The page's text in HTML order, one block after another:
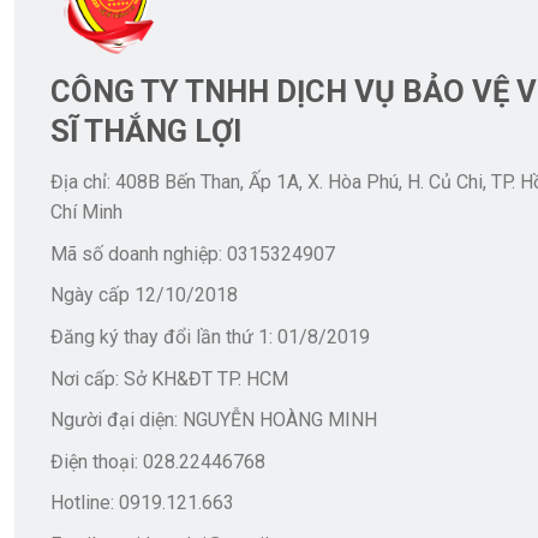
CÔNG TY TNHH DỊCH VỤ BẢO VỆ
SĨ THẮNG LỢI
Địa chỉ: 408B Bến Than, Ấp 1A, X. Hòa Phú, H. Củ Chi, TP.
Chí Minh
Mã số doanh nghiệp: 0315324907
Ngày cấp 12/10/2018
Đăng ký thay đổi lần thứ 1: 01/8/2019
Nơi cấp: Sở KH&ĐT TP. HCM
Người đại diện: NGUYỄN HOÀNG MINH
Điện thoại: 028.22446768
Hotline: 0919.121.663